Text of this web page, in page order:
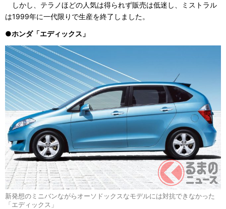
しかし、テラノほどの人気は得られず販売は低迷し、ミストラル
は1999年に一代限りで生産を終了しました。
●ホンダ「エディックス」
新発想のミニバンながらオーソドックスなモデルには対抗できなかった
「エディックス」